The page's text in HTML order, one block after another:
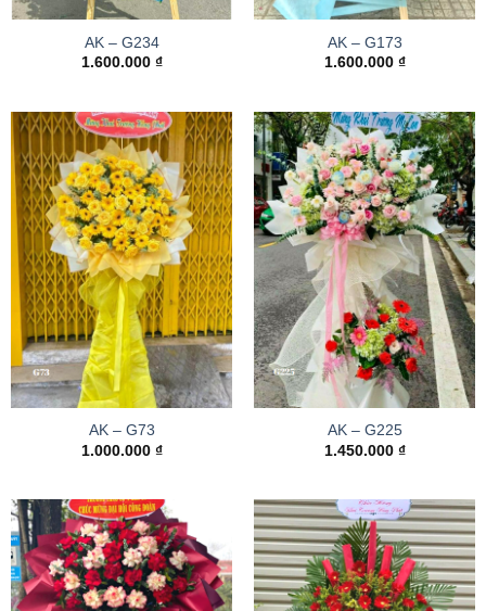
AK – G234
1.600.000 ₫
AK – G173
1.600.000 ₫
AK – G73
1.000.000 ₫
AK – G225
1.450.000 ₫